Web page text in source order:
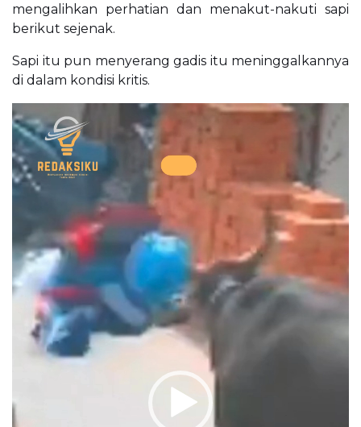
mengalihkan perhatian dan menakut-nakuti sapi
berikut sejenak.
Sapi itu pun menyerang gadis itu meninggalkannya
di dalam kondisi kritis.
Pemutar
Video